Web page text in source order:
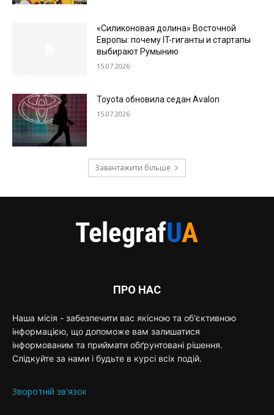
«Силиконовая долина» Восточной
Европы: почему IT-гиганты и стартапы
выбирают Румынию
15.07.2026
Toyota обновила седан Avalon
15.07.2026
Завантажити більше
ПРО НАС
Наша місія - забезпечити вас якісною та об'єктивною
інформацією, що допоможе вам залишатися
інформованим та приймати обґрунтовані рішення.
Слідкуйте за нами і будьте в курсі всіх подій.
Зворотній зв'язок